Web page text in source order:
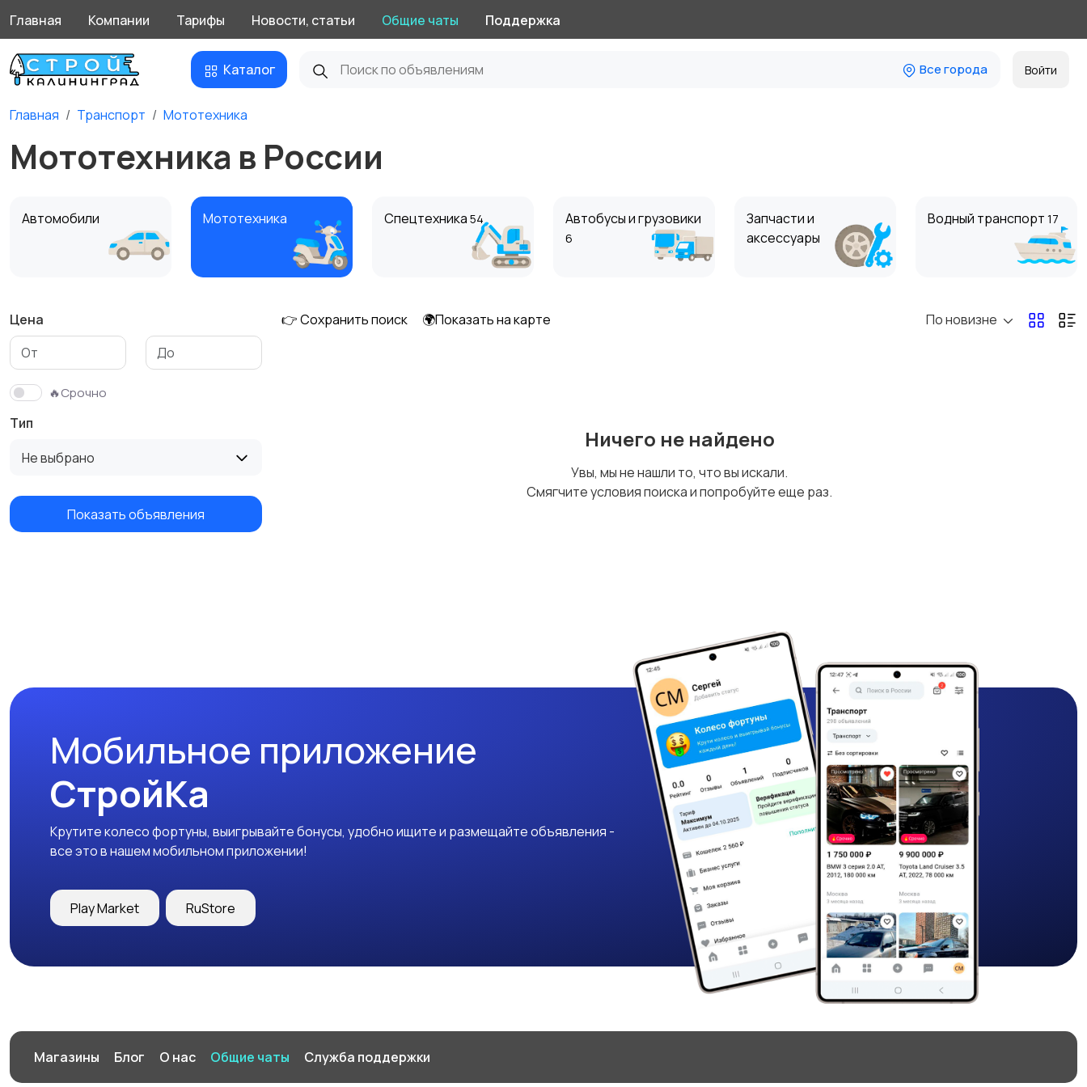
Главная Компании Тарифы Новости, статьи Общие чаты Поддержка
Каталог Все города Войти
Главная Транспорт Мототехника
Мототехника в России
Автомобили Мототехника Спецтехника 54 Автобусы и грузовики
6
Запчасти и
аксессуары
Водный транспорт 17
Цена
🔥Срочно
Тип
Не выбрано
Показать объявления
👉 Сохранить поиск 🌍Показать на карте По новизне
Ничего не найдено
Увы, мы не нашли то, что вы искали.
Смягчите условия поиска и попробуйте еще раз.
Мобильное приложение
СтройКа
Крутите колесо фортуны, выигрывайте бонусы, удобно ищите и размещайте объявления -
все это в нашем мобильном приложении!
Play Market RuStore
Магазины Блог О нас Общие чаты Служба поддержки